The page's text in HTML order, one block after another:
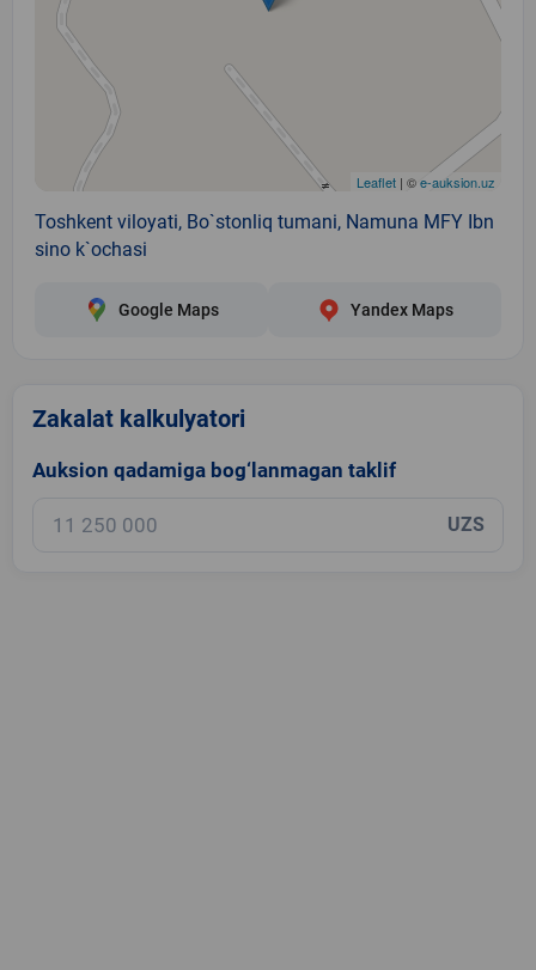
Leaflet | ©e-auksion.uz
Toshkent viloyati, Bo`stonliq tumani, Namuna MFY Ibn
sino k`ochasi
Google Maps Yandex Maps
Zakalat kalkulyatori
Auksion qadamiga bog‘lanmagan taklif
UZS